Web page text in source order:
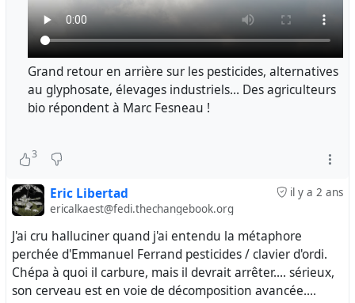
Grand retour en arrière sur les pesticides, alternatives
au glyphosate, élevages industriels… Des agriculteurs
bio répondent à Marc Fesneau !
3
il y a 2 ans
Eric Libertad
ericalkaest@fedi.thechangebook.org
J'ai cru halluciner quand j'ai entendu la métaphore
perchée d'Emmanuel Ferrand pesticides / clavier d'ordi.
Chépa à quoi il carbure, mais il devrait arrêter.... sérieux,
son cerveau est en voie de décomposition avancée....